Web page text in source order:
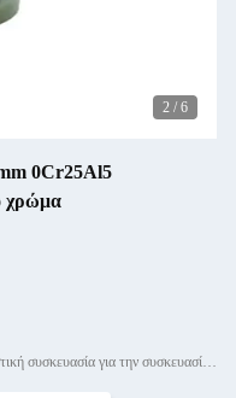
2 / 6
0Cr25Al5
χρώμα
Συσκευασία λεπτομέρειες: Χρησιμοποιούμε πλαστική συσκευασία για την συσκευασία του καλωδίου άξονα και η εξωτερική συσκευασία